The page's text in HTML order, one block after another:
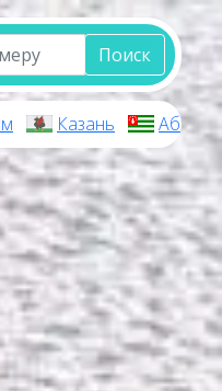
Поиск
Казань